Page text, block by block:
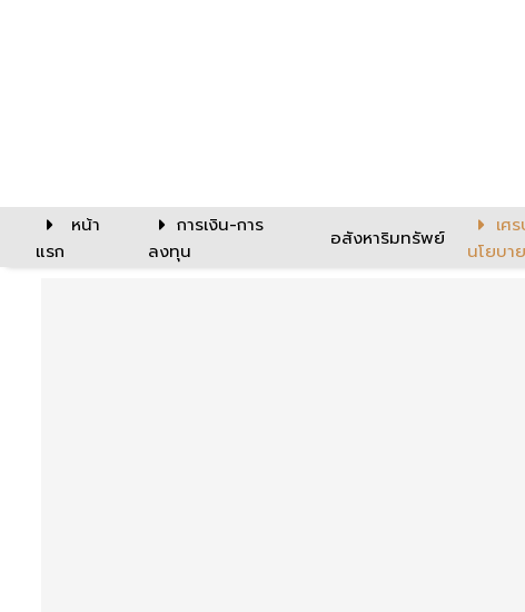
หน้า
แรก
การเงิน-การ
ลงทุน
อสังหาริมทรัพย์
เศ
นโยบาย